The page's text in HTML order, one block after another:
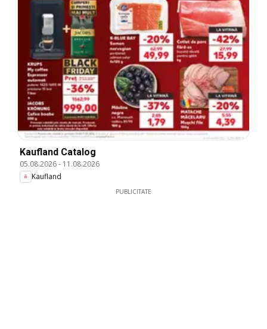
Kaufland Catalog
05.08.2026- 11.08.2026
Kaufland
PUBLICITATE